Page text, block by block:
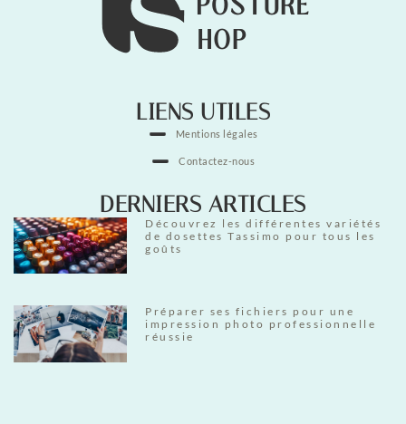
LIENS UTILES
Mentions légales
Contactez-nous
DERNIERS ARTICLES
Découvrez les différentes variétés
de dosettes Tassimo pour tous les
goûts
Préparer ses fichiers pour une
impression photo professionnelle
réussie